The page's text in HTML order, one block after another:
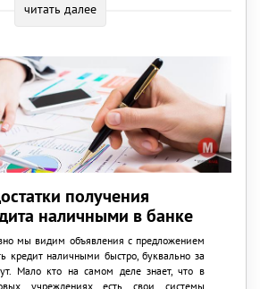
читать далее
получения
наличными в банке
мы видим объявления с предложением
кредит наличными быстро, буквально за
Мало кто на самом деле знает, что в
учреждениях есть свои системы